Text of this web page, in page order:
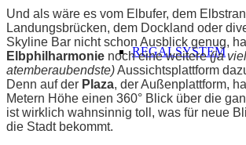
REGALSYSTEM
Und als wäre es vom Elbufer, dem
Landungsbrücken, dem Dockland oder
Skyline Bar nicht schon Ausblick genug,
Elbphilharmonie noch eine weitere(ja
atemberaubendste)Aussichtsplattform
Denn auf der Plaza, der Außenplattform,
Metern Höhe einen 360° Blick über die
ist wirklich wahnsinnig toll, was für neue
die Stadt bekommt.